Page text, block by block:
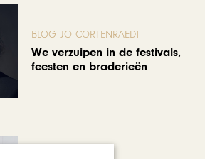
BLOG JO CORTENRAEDT
We verzuipen in de festivals,
feesten en braderieën